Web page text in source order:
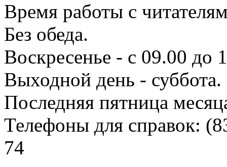
Время работы с
Без обеда.
Воскресенье - с 09.00 до
Выходной день - суббота.
Последняя пятница
Телефоны для справок:
74